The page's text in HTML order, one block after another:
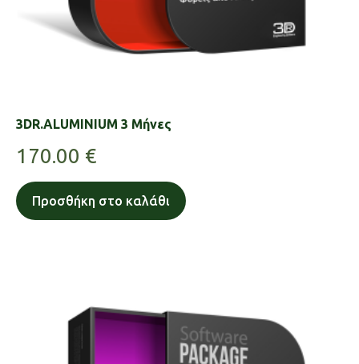
3DR.ALUMINIUM 3 Μήνες
170.00 €
Προσθήκη στο καλάθι